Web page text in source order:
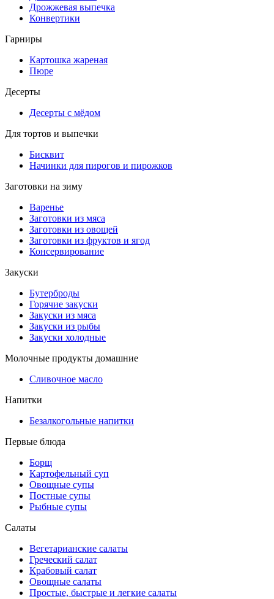
Дрожжевая выпечка
Конвертики
Гарниры
Картошка жареная
Пюре
Десерты
Десерты с мёдом
Для тортов и выпечки
Бисквит
Начинки для пирогов и пирожков
Заготовки на зиму
Варенье
Заготовки из мяса
Заготовки из овощей
Заготовки из фруктов и ягод
Консервирование
Закуски
Бутерброды
Горячие закуски
Закуски из мяса
Закуски из рыбы
Закуски холодные
Молочные продукты домашние
Сливочное масло
Напитки
Безалкогольные напитки
Первые блюда
Борщ
Картофельный суп
Овощные супы
Постные супы
Рыбные супы
Салаты
Вегетарианские салаты
Греческий салат
Крабовый салат
Овощные салаты
Простые, быстрые и легкие салаты